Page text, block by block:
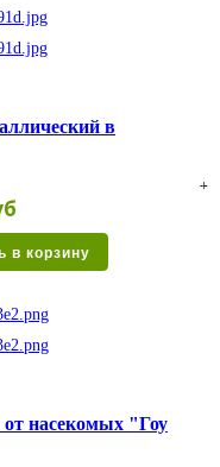
в
насекомых "Гоу